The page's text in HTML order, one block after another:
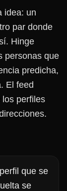
idea: un
par donde
Hinge
personas que
predicha,
El feed
perfiles
que se
se